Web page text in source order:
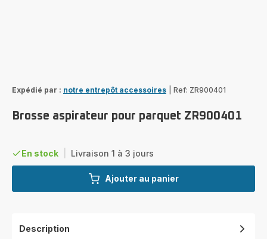
Expédié par : notre entrepôt accessoires Ref: ZR900401
Brosse aspirateur pour parquet ZR900401
En stock Livraison 1 à 3 jours
Ajouter au panier
Description